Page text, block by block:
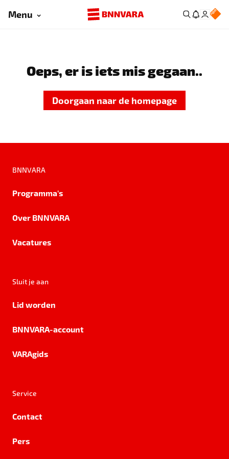
Menu
Oeps, er is iets mis gegaan..
Doorgaan naar de homepage
BNNVARA
Programma's
Over BNNVARA
Vacatures
Sluit je aan
Lid worden
BNNVARA-account
VARAgids
Service
Contact
Pers